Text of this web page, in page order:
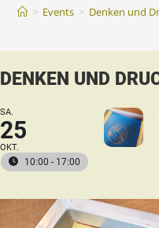
> Events > Denken und
DENKEN UND
SA.
25
OKT.
10:00 - 17:00